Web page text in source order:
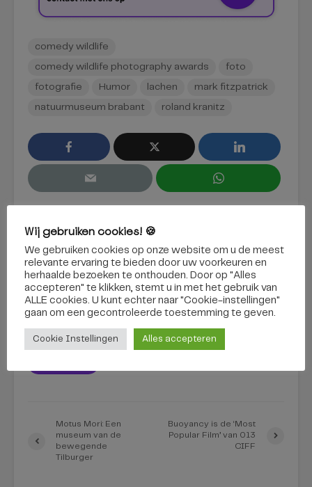
comedy wildlife
comedy wildlife photography awards foto
fotografie Humor lachen mark fitzpatrick
natuurmuseum brabant roland kranitz
Kees-Luc Simons
Motus Mori: Een
museum van de
bewegende
Tilburger
Buoyancy is de ‘Most
Popular Film’ van 013
CIFF
Wij gebruiken cookies! 🍪
We gebruiken cookies op onze website om u de meest
relevante ervaring te bieden door uw voorkeuren en
herhaalde bezoeken te onthouden. Door op "Alles
accepteren" te klikken, stemt u in met het gebruik van
ALLE cookies. U kunt echter naar "Cookie-instellingen"
gaan om een ​​gecontroleerde toestemming te geven.
Cookie Instellingen Alles accepteren